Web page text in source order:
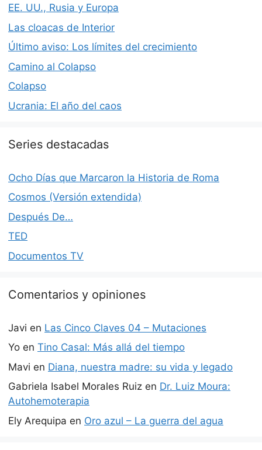
EE. UU., Rusia y Europa
Las cloacas de Interior
Último aviso: Los límites del crecimiento
Camino al Colapso
Colapso
Ucrania: El año del caos
Series destacadas
Ocho Días que Marcaron la Historia de Roma
Cosmos (Versión extendida)
Después De…
TED
Documentos TV
Comentarios y opiniones
Javi en Las Cinco Claves 04 – Mutaciones
Yo en Tino Casal: Más allá del tiempo
Mavi en Diana, nuestra madre: su vida y legado
Gabriela Isabel Morales Ruiz en Dr. Luiz Moura:
Autohemoterapia
Ely Arequipa en Oro azul – La guerra del agua